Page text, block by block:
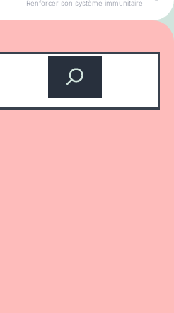
Renforcer son système immunitaire